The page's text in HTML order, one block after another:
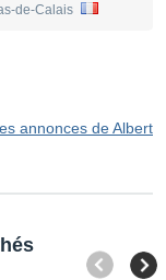
de-Calais
annonces de Albert